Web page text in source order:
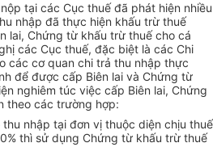
tại các Cục thuế đã phát hiện nhiều
nhập đã thực hiện khấu trừ thuế
lai, Chứng từ khấu trừ thuế cho cá
các Cục thuế, đặc biệt là các Chi
các cơ quan chi trả thu nhập thực
để được cấp Biên lai và Chứng từ
nghiêm túc việc cấp Biên lai, Chứng
theo các trường hợp:
nhập tại đơn vị thuộc diện chịu thuế
thì sử dụng Chứng từ khấu trừ thuế